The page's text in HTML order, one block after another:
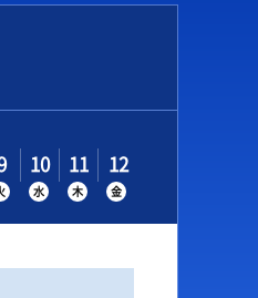
10
水
11
木
12
金